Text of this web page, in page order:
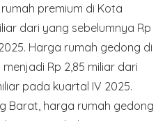
premium di Kota
dari yang sebelumnya Rp
Harga rumah gedong di
Rp 2,85 miliar dari
pada kuartal IV 2025.
Barat, harga rumah gedong